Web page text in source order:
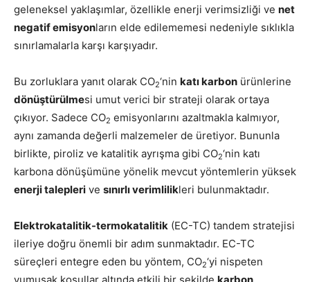
geleneksel yaklaşımlar, özellikle enerji verimsizliği ve net
negatif emisyonların elde edilememesi nedeniyle sıklıkla
sınırlamalarla karşı karşıyadır.
Bu zorluklara yanıt olarak CO2‘nin katı karbon ürünlerine
dönüştürülmesi umut verici bir strateji olarak ortaya
çıkıyor. Sadece CO2 emisyonlarını azaltmakla kalmıyor,
aynı zamanda değerli malzemeler de üretiyor. Bununla
birlikte, piroliz ve katalitik ayrışma gibi CO2‘nin katı
karbona dönüşümüne yönelik mevcut yöntemlerin yüksek
enerji talepleri ve sınırlı verimlilikleri bulunmaktadır.
Elektrokatalitik-termokatalitik (EC-TC) tandem stratejisi
ileriye doğru önemli bir adım sunmaktadır. EC-TC
süreçleri entegre eden bu yöntem, CO2‘yi nispeten